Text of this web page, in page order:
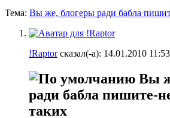
Тема: Вы же, блогеры ради бабла
!Raptorсказал(-а): 14.01.2010 11:53
Вы
ради бабла пишите-
таких